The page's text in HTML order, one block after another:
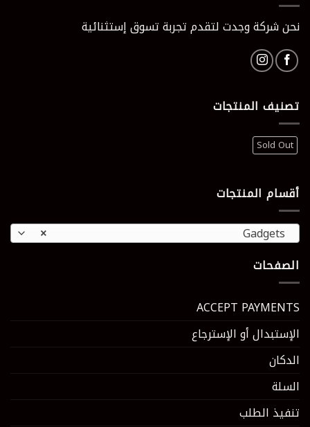
نحن شركة وجدت لتقدم تجربة تسوق إستثنائية
تصنيف المنتجات
Sold Out
أقسام المنتجات
Gadgets
الصفحات
ACCEPT PAYMENTS
الإستبدال أو الإسترجاع
الدكان
السلة
تنفيذ الطلب